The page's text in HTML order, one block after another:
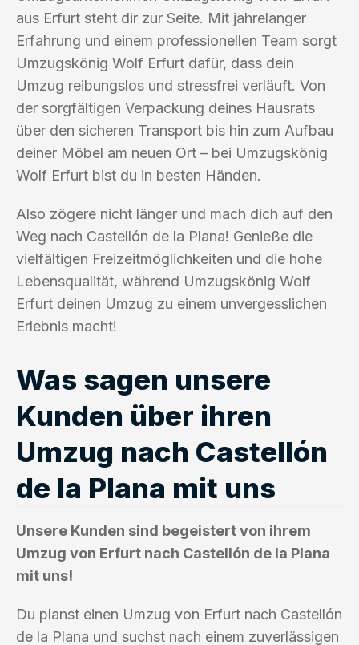
aus Erfurt steht dir zur Seite. Mit jahrelanger
Erfahrung und einem professionellen Team sorgt
Umzugskönig Wolf Erfurt dafür, dass dein
Umzug reibungslos und stressfrei verläuft. Von
der sorgfältigen Verpackung deines Hausrats
über den sicheren Transport bis hin zum Aufbau
deiner Möbel am neuen Ort – bei Umzugskönig
Wolf Erfurt bist du in besten Händen.
Also zögere nicht länger und mach dich auf den
Weg nach Castellón de la Plana! Genieße die
vielfältigen Freizeitmöglichkeiten und die hohe
Lebensqualität, während Umzugskönig Wolf
Erfurt deinen Umzug zu einem unvergesslichen
Erlebnis macht!
Was sagen unsere
Kunden über ihren
Umzug nach Castellón
de la Plana mit uns
Unsere Kunden sind begeistert von ihrem
Umzug von Erfurt nach Castellón de la Plana
mit uns!
Du planst einen Umzug von Erfurt nach Castellón
de la Plana und suchst nach einem zuverlässigen